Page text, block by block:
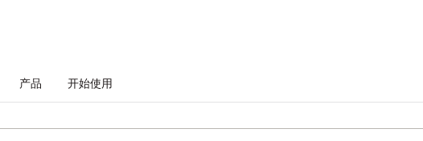
产品 开始使用